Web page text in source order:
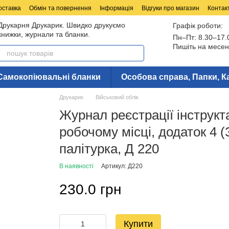
Обмін та повернення Інформація Відгуки про магазин
Друкарик. Швидко друкуємо
журнали та бланки.
Графік роботи:
Пн–Пт:
Пишіть на
бланки Особова справа, Папки,
Друкарик Військовий облік
Журнал реєстрації
робочому місці, додаток 4
палітурка, Д 220
В наявності Артикул: Д220
230.0 грн
Купити